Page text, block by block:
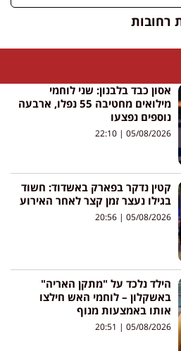
רחובות
אסון כבד בלבנון: שני לוחמי
מילואים מחטיבה 55 נפלו, ארבעה
נוספים נפצעו
05/08/2026
קטין נדקר בפארק באשדוד: חשוד
בגילו נעצר זמן קצר לאחר האירוע
05/08/2026
הילד נלכד על "מתקן האריה"
באשקלון – לוחמי האש חילצו
אותו באמצעות מנוף
05/08/2026